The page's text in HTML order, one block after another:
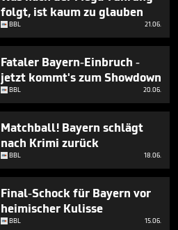
folgt, ist kaum zu glauben
BBL 21.06.
Fataler Bayern-Einbruch -
jetzt kommt's zum Showdown
BBL 20.06.
Matchball! Bayern schlägt
nach Krimi zurück
BBL 18.06.
Final-Schock für Bayern vor
heimischer Kulisse
BBL 15.06.